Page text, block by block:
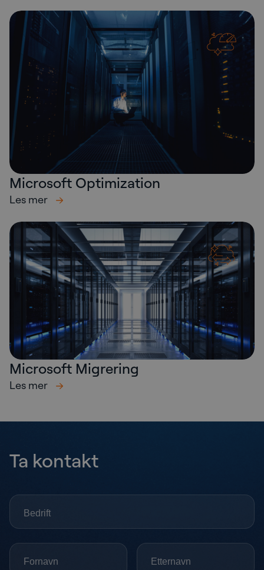
Microsoft Optimization
Les mer
Microsoft Migrering
Les mer
Ta kontakt